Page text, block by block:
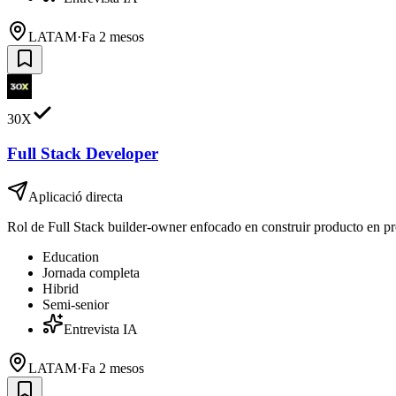
LATAM·Fa 2 mesos
30X
Full Stack Developer
Aplicació directa
Rol de Full Stack builder-owner enfocado en construir producto en
Education
Jornada completa
Hibrid
Semi-senior
Entrevista IA
LATAM·Fa 2 mesos